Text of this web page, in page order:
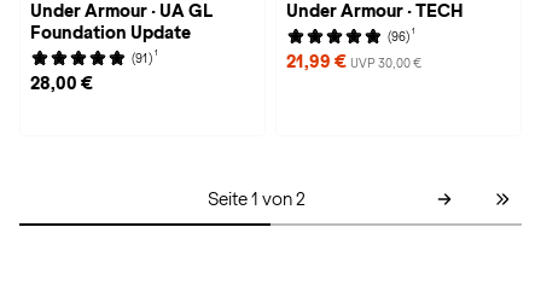
Under Armour · UA GL
Foundation Update
(91) 1
28,00 €
Under Armour · TECH
(96) 1
21,99 € UVP 30,00 €
Seite 1 von 2